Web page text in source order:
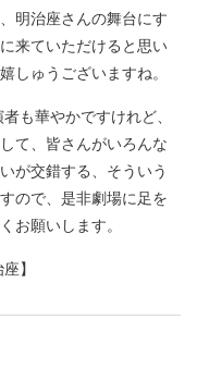
明治座さんの舞台にす
来ていただけると思い
しゅうございますね。
も華やかですけれど、
て、皆さんがいろんな
が交錯する、そういう
ので、是非劇場に足を
お願いします。
】